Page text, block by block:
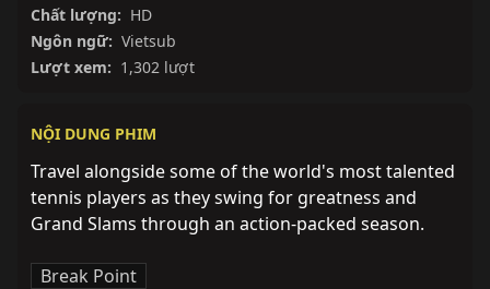
Chất lượng: HD
Ngôn ngữ: Vietsub
Lượt xem: 1,302 lượt
NỘI DUNG PHIM
Travel alongside some of the world's most talented
tennis players as they swing for greatness and
Grand Slams through an action-packed season.
Break Point